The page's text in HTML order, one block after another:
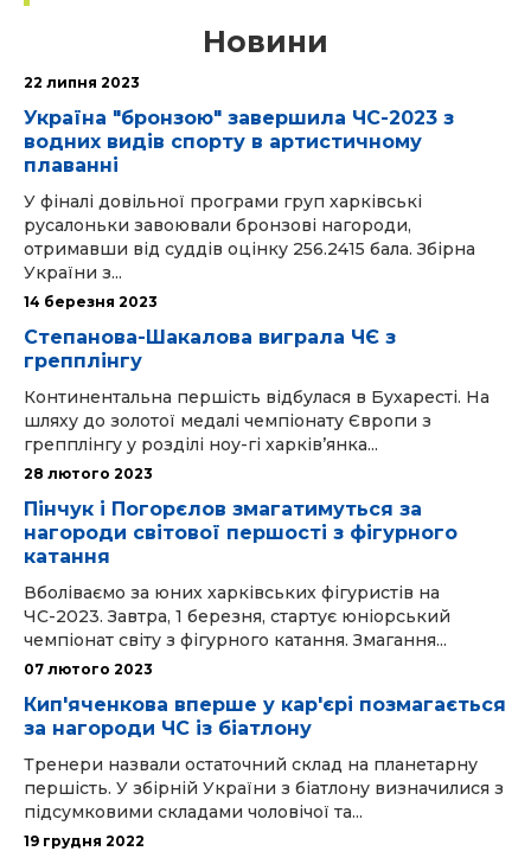
Новини
22 липня 2023
Україна "бронзою" завершила ЧС-2023 з
водних видів спорту в артистичному
плаванні
У фіналі довільної програми груп харківські
русалоньки завоювали бронзові нагороди,
отримавши від суддів оцінку 256.2415 бала. Збірна
України з...
14 березня 2023
Степанова-Шакалова виграла ЧЄ з
грепплінгу
Континентальна першість відбулася в Бухаресті. На
шляху до золотої медалі чемпіонату Європи з
грепплінгу у розділі ноу-гі харків’янка...
28 лютого 2023
Пінчук і Погорєлов змагатимуться за
нагороди світової першості з фігурного
катання
Вболіваємо за юних харківських фігуристів на
ЧС-2023. Завтра, 1 березня, стартує юніорський
чемпіонат світу з фігурного катання. Змагання...
07 лютого 2023
Кип'яченкова вперше у кар'єрі позмагається
за нагороди ЧС із біатлону
Тренери назвали остаточний склад на планетарну
першість. У збірній України з біатлону визначилися з
підсумковими складами чоловічої та...
19 грудня 2022